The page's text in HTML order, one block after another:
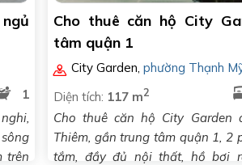
1
trên
Cho thuê căn hộ City
tâm quận 1
City Garden, phường Thạnh
Diện tích: 117 m2
Cho thuê căn hộ City Garden
Thiêm, gần trung tâm quận 1, 2
tắm, đầy đủ nội thất, hồ bơi